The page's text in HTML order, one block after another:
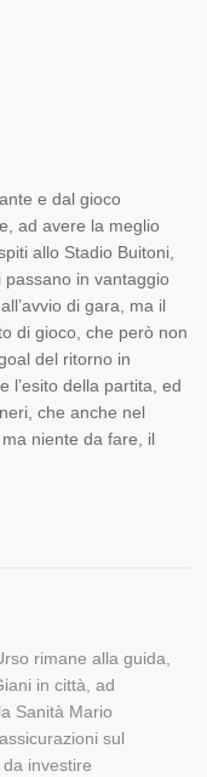
e dal gioco
ad avere la meglio
allo Stadio Buitoni,
passano in vantaggio
di gara, ma il
di gioco, che però non
del ritorno in
l’esito della partita, ed
che anche nel
niente da fare, il
rimane alla guida,
in città, ad
Sanità Mario
sul
investire